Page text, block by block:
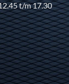
t/m 17.30